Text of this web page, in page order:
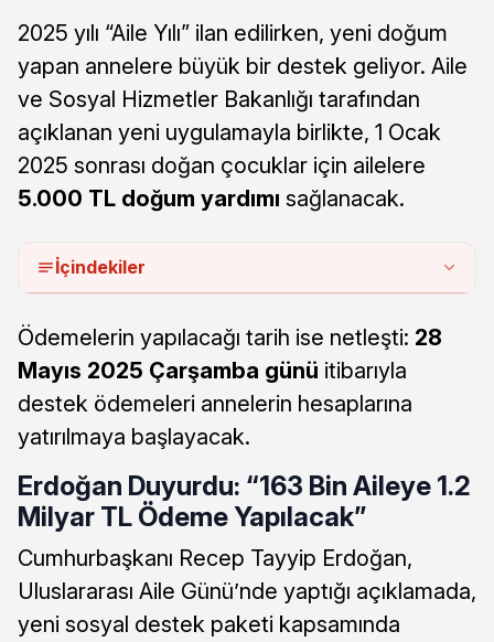
2025 yılı “Aile Yılı” ilan edilirken, yeni doğum
yapan annelere büyük bir destek geliyor. Aile
ve Sosyal Hizmetler Bakanlığı tarafından
açıklanan yeni uygulamayla birlikte, 1 Ocak
2025 sonrası doğan çocuklar için ailelere
5.000 TL doğum yardımı sağlanacak.
İçindekiler
Ödemelerin yapılacağı tarih ise netleşti: 28
Mayıs 2025 Çarşamba günü itibarıyla
destek ödemeleri annelerin hesaplarına
yatırılmaya başlayacak.
Erdoğan Duyurdu: “163 Bin Aileye 1.2
Milyar TL Ödeme Yapılacak”
Cumhurbaşkanı Recep Tayyip Erdoğan,
Uluslararası Aile Günü’nde yaptığı açıklamada,
yeni sosyal destek paketi kapsamında